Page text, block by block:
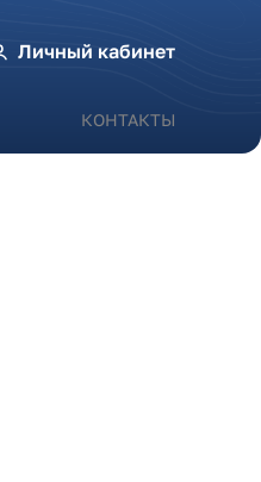
Личный кабинет
КОНТАКТЫ